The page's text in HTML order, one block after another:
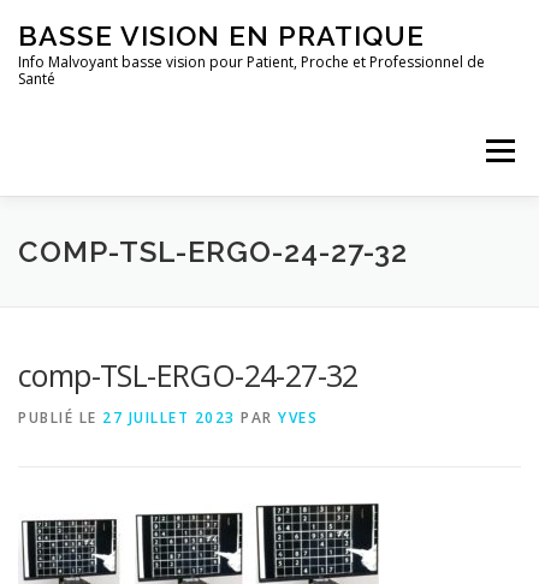
contenu
BASSE VISION EN PRATIQUE
Info Malvoyant basse vision pour Patient, Proche et Professionnel de
Santé
Menu
ACCUEIL QUI SUIS-JE ? TOUS LES ARTICLES
COMP-TSL-ERGO-24-27-32
comp-TSL-ERGO-24-27-32
PUBLIÉ LE 27 JUILLET 2023 PAR YVES